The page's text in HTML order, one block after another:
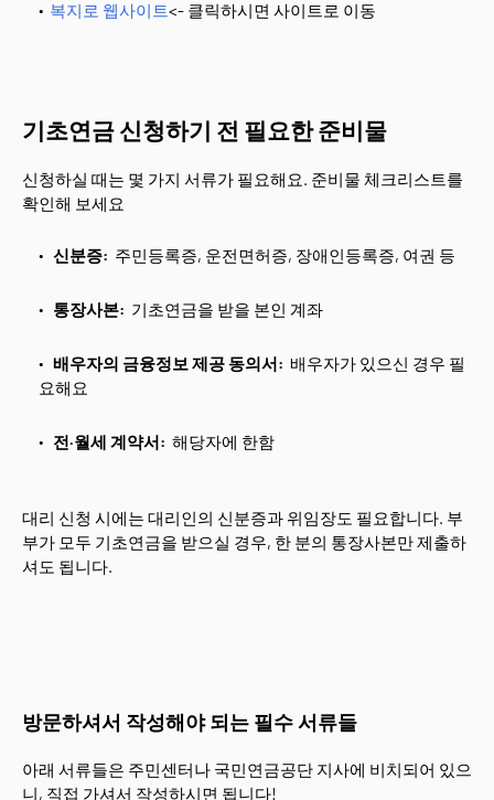
복지로 웹사이트<- 클릭하시면 사이트로 이동
기초연금 신청하기 전 필요한 준비물
신청하실 때는 몇 가지 서류가 필요해요. 준비물 체크리스트를
확인해 보세요
신분증: 주민등록증, 운전면허증, 장애인등록증, 여권 등
통장사본: 기초연금을 받을 본인 계좌
배우자의 금융정보 제공 동의서: 배우자가 있으신 경우 필
요해요
전·월세 계약서: 해당자에 한함
대리 신청 시에는 대리인의 신분증과 위임장도 필요합니다. 부
부가 모두 기초연금을 받으실 경우, 한 분의 통장사본만 제출하
셔도 됩니다.
방문하셔서 작성해야 되는 필수 서류들
아래 서류들은 주민센터나 국민연금공단 지사에 비치되어 있으
니, 직접 가셔서 작성하시면 됩니다!